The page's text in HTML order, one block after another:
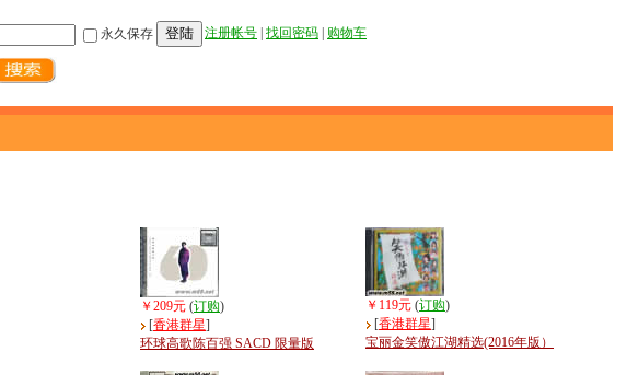
永久保存 登陆 注册帐号 找回密码 购物车
￥209元 (订购)
[香港群星]
环球高歌陈百强 SACD 限量版
￥119元 (订购)
[香港群星]
宝丽金笑傲江湖精选(2016年版）